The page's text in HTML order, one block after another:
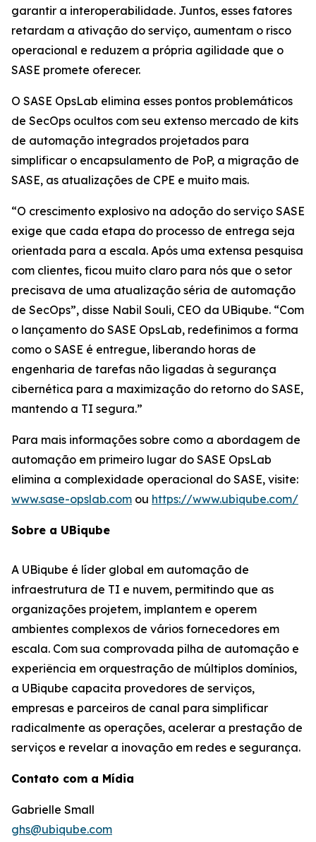
garantir a interoperabilidade. Juntos, esses fatores
retardam a ativação do serviço, aumentam o risco
operacional e reduzem a própria agilidade que o
SASE promete oferecer.
O SASE OpsLab elimina esses pontos problemáticos
de SecOps ocultos com seu extenso mercado de kits
de automação integrados projetados para
simplificar o encapsulamento de PoP, a migração de
SASE, as atualizações de CPE e muito mais.
“O crescimento explosivo na adoção do serviço SASE
exige que cada etapa do processo de entrega seja
orientada para a escala. Após uma extensa pesquisa
com clientes, ficou muito claro para nós que o setor
precisava de uma atualização séria de automação
de SecOps”, disse Nabil Souli, CEO da UBiqube. “Com
o lançamento do SASE OpsLab, redefinimos a forma
como o SASE é entregue, liberando horas de
engenharia de tarefas não ligadas à segurança
cibernética para a maximização do retorno do SASE,
mantendo a TI segura.”
Para mais informações sobre como a abordagem de
automação em primeiro lugar do SASE OpsLab
elimina a complexidade operacional do SASE, visite:
www.sase-opslab.com ou https://www.ubiqube.com/
Sobre a UBiqube
A UBiqube é líder global em automação de
infraestrutura de TI e nuvem, permitindo que as
organizações projetem, implantem e operem
ambientes complexos de vários fornecedores em
escala. Com sua comprovada pilha de automação e
experiência em orquestração de múltiplos domínios,
a UBiqube capacita provedores de serviços,
empresas e parceiros de canal para simplificar
radicalmente as operações, acelerar a prestação de
serviços e revelar a inovação em redes e segurança.
Contato com a Mídia
Gabrielle Small
ghs@ubiqube.com